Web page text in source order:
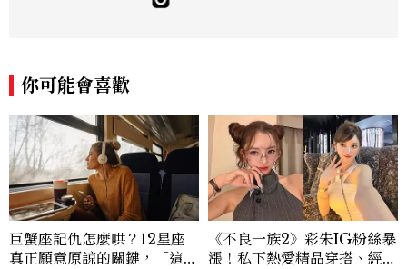
你可能會喜歡
巨蟹座記仇怎麼哄？12星座
真正願意原諒的關鍵，「這星
《不良一族2》彩朱IG粉絲暴
漲！私下熱愛精品穿搭、經營